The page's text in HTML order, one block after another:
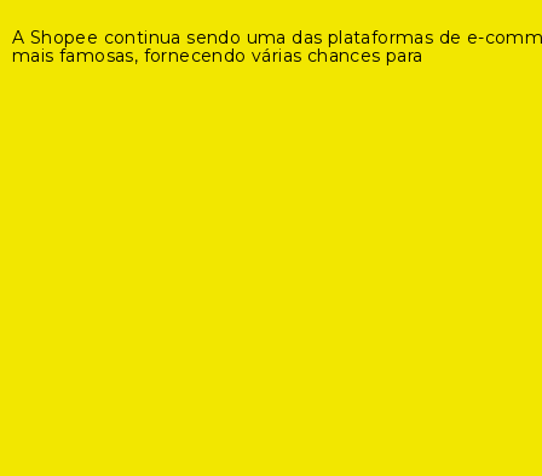
A Shopee continua sendo uma das plataformas de e-
mais famosas, fornecendo várias chances para